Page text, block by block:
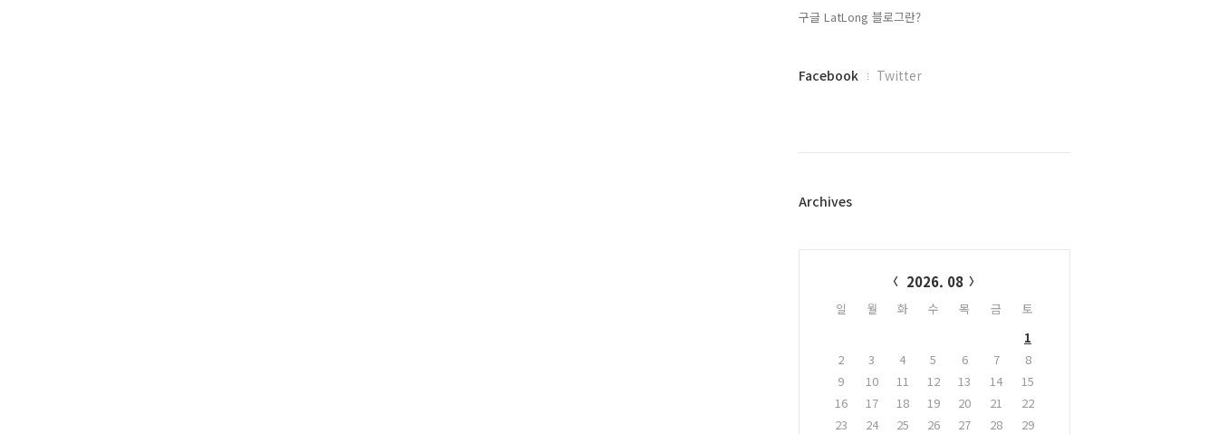
구글 LatLong 블로그란?
페
플
Facebook Twitter
Archives
2026. 08
일 월 화 수 목 금
토
1
2
3 4 5 6 7
8
9
10 11 12 13 14
15
16
17 18 19 20 21
22
23
24 25 26 27 28
29